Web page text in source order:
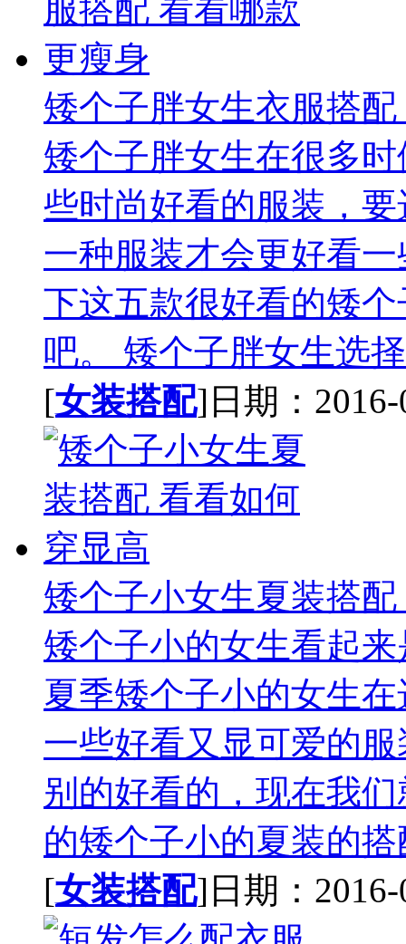
矮个子胖女生衣服搭
矮个子胖女生在很多
些时尚好看的服装，
一种服装才会更好看
下这五款很好看的矮
吧。 矮个子胖女生选
[女装搭配]日期：2016-
矮个子小女生夏装搭
矮个子小的女生看起
夏季矮个子小的女生
一些好看又显可爱的
别的好看的，现在我
的矮个子小的夏装的
[女装搭配]日期：2016-